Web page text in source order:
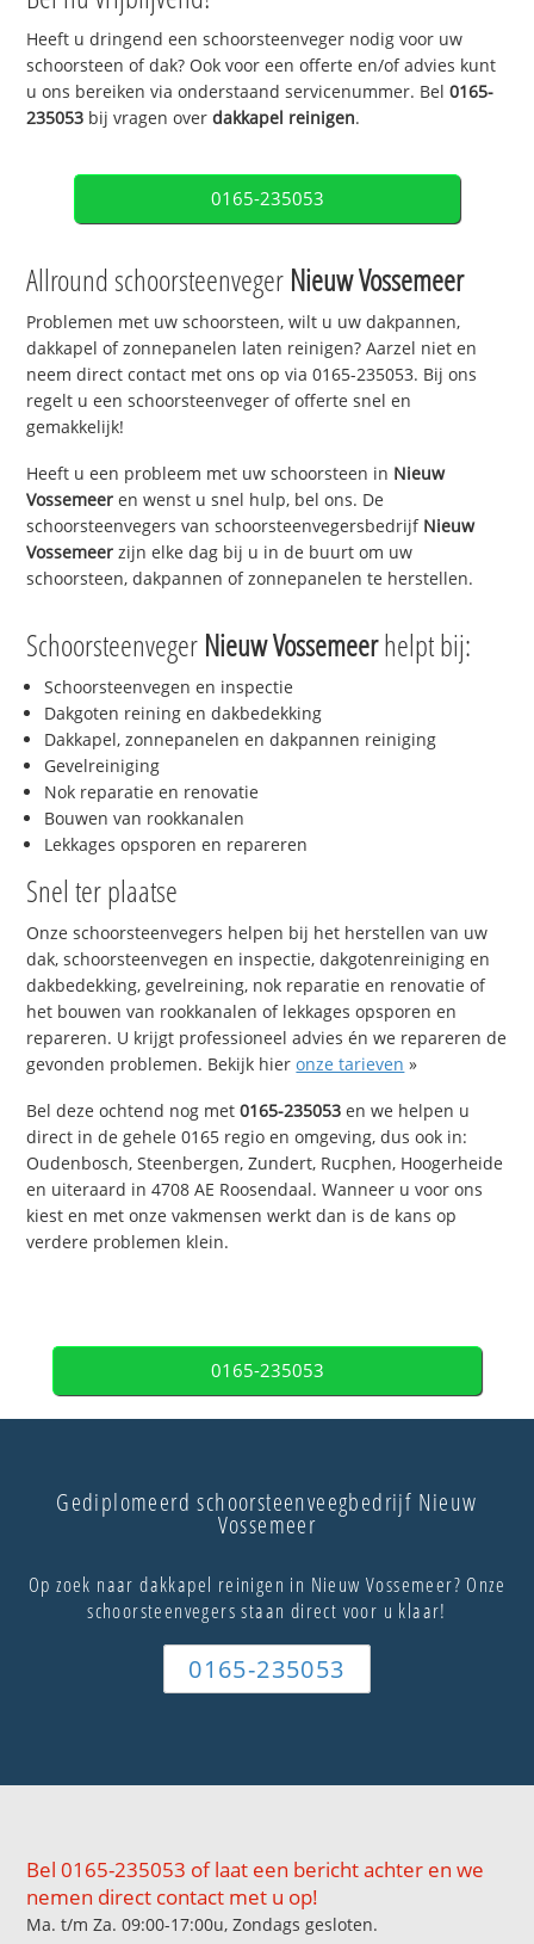
Heeft u dringend een schoorsteenveger nodig voor uw
schoorsteen of dak? Ook voor een offerte en/of advies kunt
u ons bereiken via onderstaand servicenummer. Bel0165-
235053 bij vragen overdakkapel reinigen.
0165-235053
Allround schoorsteenveger Nieuw Vossemeer
Problemen met uw schoorsteen, wilt u uw dakpannen,
dakkapel of zonnepanelen laten reinigen? Aarzel niet en
neem direct contact met ons op via 0165-235053. Bij ons
regelt u een schoorsteenveger of offerte snel en
gemakkelijk!
Heeft u een probleem met uw schoorsteen in Nieuw
Vossemeer en wenst u snel hulp, bel ons. De
schoorsteenvegers van schoorsteenvegersbedrijf Nieuw
Vossemeer zijn elke dag bij u in de buurt om uw
schoorsteen, dakpannen of zonnepanelen te herstellen.
Schoorsteenveger Nieuw Vossemeerhelpt bij:
Schoorsteenvegen en inspectie
Dakgoten reining en dakbedekking
Dakkapel, zonnepanelen en dakpannen reiniging
Gevelreiniging
Nok reparatie en renovatie
Bouwen van rookkanalen
Lekkages opsporen en repareren
Snel ter plaatse
Onze schoorsteenvegers helpen bij het herstellen van uw
dak, schoorsteenvegen en inspectie, dakgotenreiniging en
dakbedekking, gevelreining, nok reparatie en renovatie of
het bouwen van rookkanalen of lekkages opsporen en
repareren. U krijgt professioneel advies én we repareren de
gevonden problemen. Bekijk hieronze tarieven »
Bel deze ochtend nog met0165-235053 en we helpen u
direct in de gehele 0165 regio en omgeving, dus ook in:
Oudenbosch, Steenbergen, Zundert, Rucphen, Hoogerheide
en uiteraard in 4708 AE Roosendaal. Wanneer u voor ons
kiest en met onze vakmensen werkt dan is de kans op
verdere problemen klein.
0165-235053
Gediplomeerd schoorsteenveegbedrijf Nieuw
Vossemeer
Op zoek naar dakkapel reinigen in Nieuw Vossemeer? Onze
schoorsteenvegers staan direct voor u klaar!
0165-235053
Bel 0165-235053 of laat een bericht achter en we
nemen direct contact met u op!
Ma. t/m Za. 09:00-17:00u, Zondags gesloten.